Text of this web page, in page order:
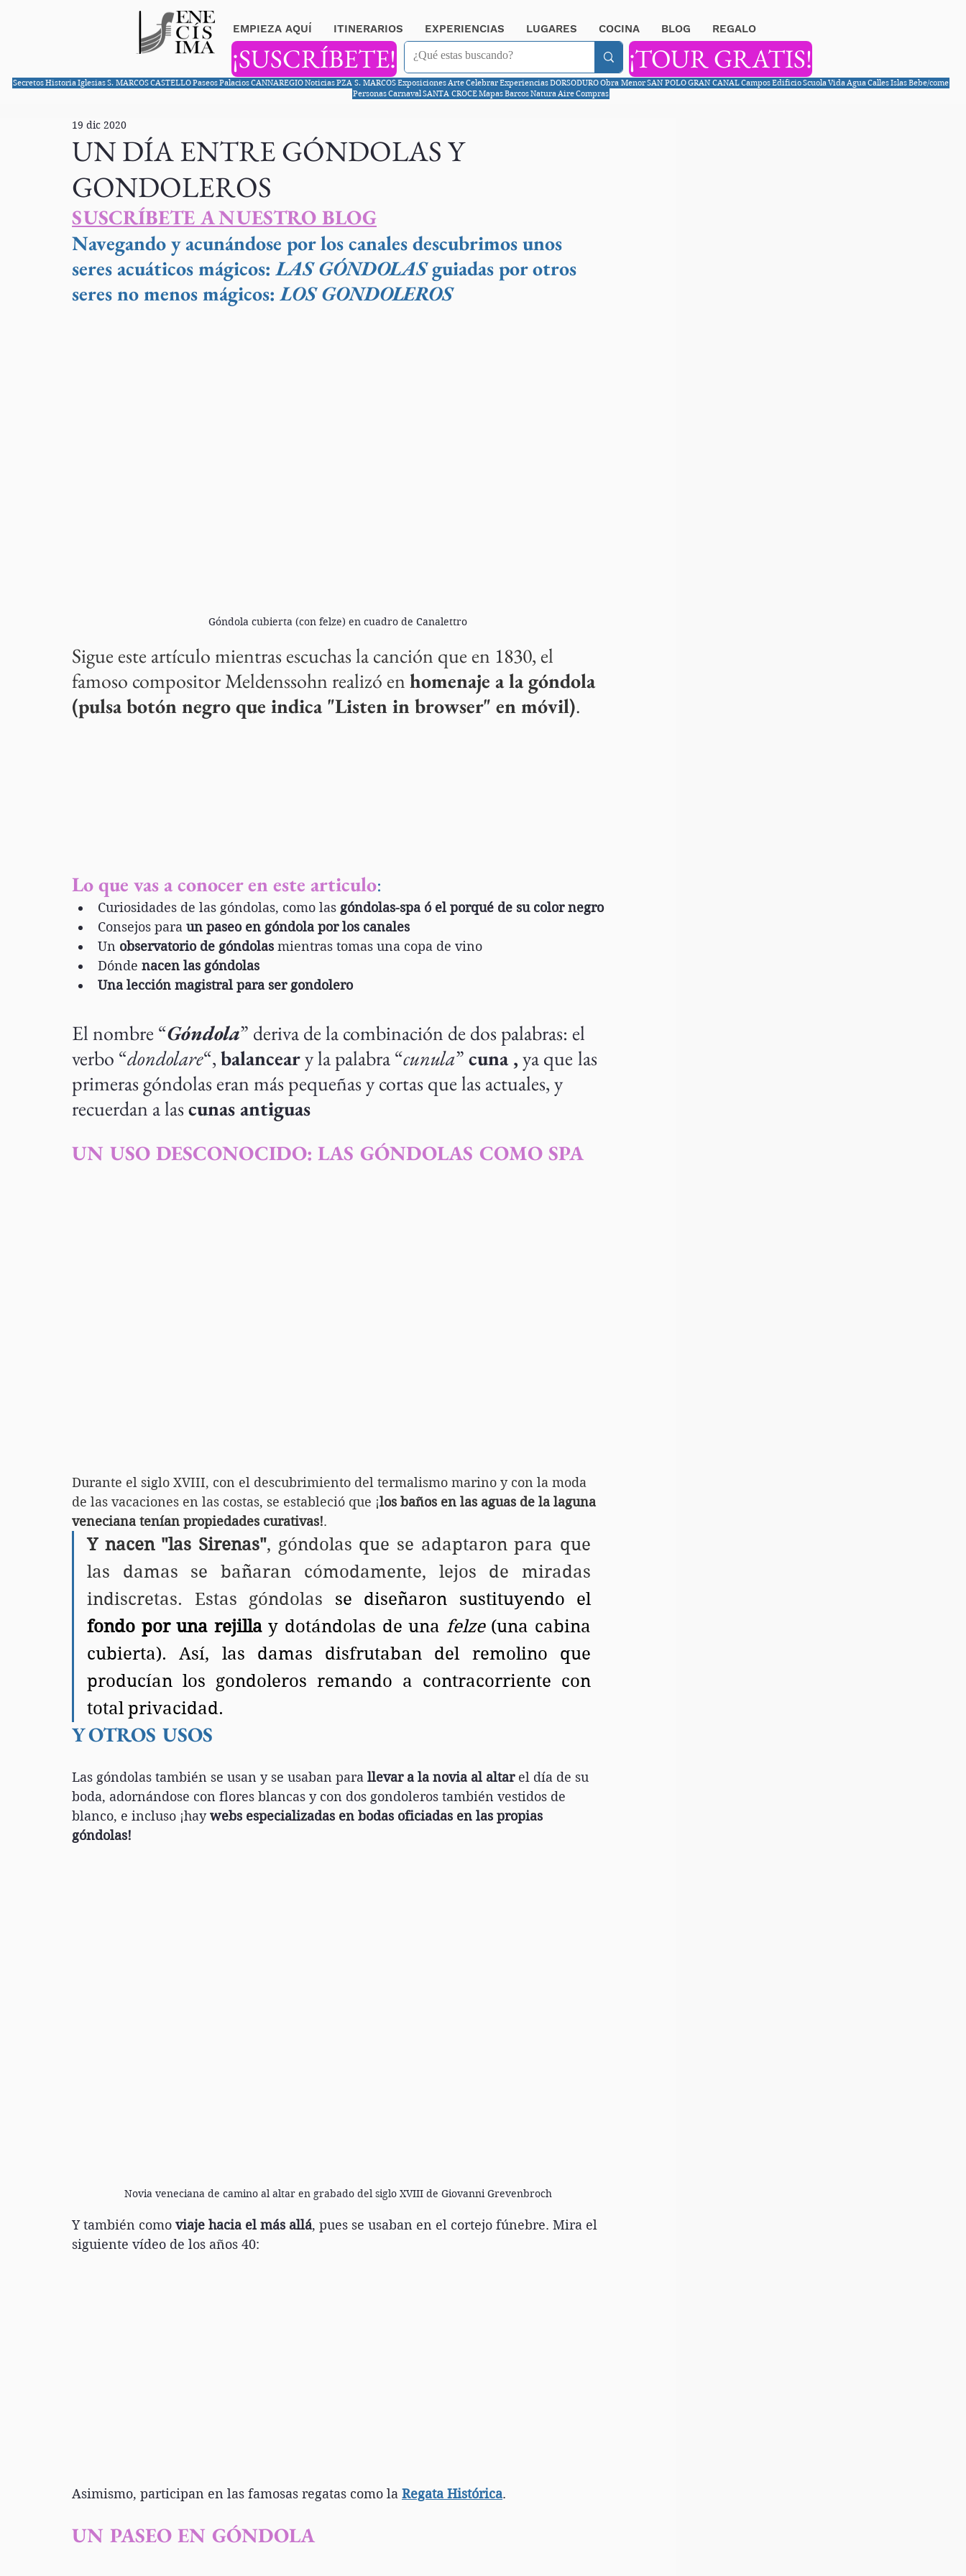
EMPIEZA AQUÍ ITINERARIOS EXPERIENCIAS LUGARES COCINA BLOG REGALO
¡SUSCRÍBETE! ¡TOUR GRATIS!
SecretosHistoriaIglesiasS. MARCOSCASTELLOPaseosPalaciosCANNAREGIONoticiasPZA S. MARCOSExposicionesArteCelebrarExperienciasDORSODUROObra MenorSAN POLOGRAN CANALCamposEdificioScuolaVidaAguaCallesIslasBebe/come
PersonasCarnavalSANTA CROCEMapasBarcosNaturaAireCompras
UN DÍA ENTRE GÓNDOLAS Y
GONDOLEROS
19 dic 2020
SUSCRÍBETE A NUESTRO BLOG
Navegando y acunándose por los canales descubrimos unos
seres acuáticos mágicos: LAS GÓNDOLAS guiadas por otros
seres no menos mágicos: LOS GONDOLEROS
Góndola cubierta (con felze) en cuadro de Canalettro
Sigue este artículo mientras escuchas la canción que en 1830, el
famoso compositor Meldenssohn realizó en homenaje a la góndola
(pulsa botón negro que indica "Listen in browser" en móvil).
Lo que vas a conocer en este articulo:
Curiosidades de las góndolas, como las góndolas-spa ó el porqué de su color negro
Consejos para un paseo en góndola por los canales
Un observatorio de góndolas mientras tomas una copa de vino
Dónde nacen las góndolas
Una lección magistral para ser gondolero
El nombre “Góndola” deriva de la combinación de dos palabras: el
verbo “dondolare“, balancear y la palabra “cunula” cuna , ya quelas
primeras góndolas eran más pequeñas y cortas que las actuales, y
recuerdan a las cunas antiguas
UN USO DESCONOCIDO: LAS GÓNDOLAS COMO SPA
Durante el siglo XVIII, con el descubrimiento del termalismo marino y con la moda
de las vacaciones en las costas, se estableció que ¡los baños en las aguas de la laguna
veneciana tenían propiedades curativas!.
Y nacen "las Sirenas", góndolas que se adaptaron para que
las damas se bañaran cómodamente, lejos de miradas
indiscretas. Estas góndolas
se diseñaron sustituyendo el
fondo por una rejilla y dotándolas de una felze (una cabina
cubierta). Así, las damas disfrutaban del remolino que
producían los gondoleros remando a contracorriente con
total privacidad.
Y OTROS USOS
Las góndolas también se usan y se usaban para llevar a la novia al altar el día de su
boda, adornándose con flores blancas y con dos gondoleros también vestidos de
blanco, e incluso ¡hay webs especializadas en bodas oficiadas en las propias
góndolas!
Novia veneciana de camino al altar en grabado del siglo XVIII de Giovanni Grevenbroch
Y también como viaje hacia el más allá, pues se usaban en el cortejo fúnebre. Mira el
siguiente vídeo de los años 40:
Asimismo, participan en las famosas regatas como la Regata Histórica.
UN PASEO EN GÓNDOLA